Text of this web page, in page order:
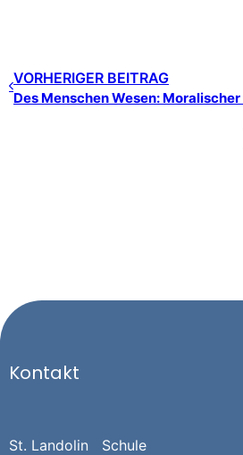
VORHERIGER BEITRAG
Kontakt
St. Landolin Schule